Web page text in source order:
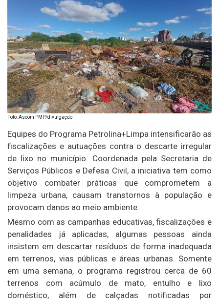
Foto: Ascom PMP/divulgação
Equipes do Programa Petrolina+Limpa intensificarão as
fiscalizações e autuações contra o descarte irregular
de lixo no município. Coordenada pela Secretaria de
Serviços Públicos e Defesa Civil, a iniciativa tem como
objetivo combater práticas que comprometem a
limpeza urbana, causam transtornos à população e
provocam danos ao meio ambiente.
Mesmo com as campanhas educativas, fiscalizações e
penalidades já aplicadas, algumas pessoas ainda
insistem em descartar resíduos de forma inadequada
em terrenos, vias públicas e áreas urbanas. Somente
em uma semana, o programa registrou cerca de 60
terrenos com acúmulo de mato, entulho e lixo
doméstico, além de calçadas notificadas por